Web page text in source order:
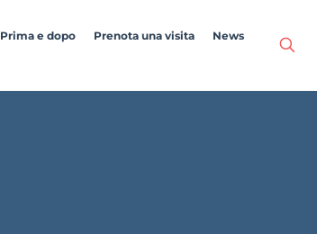
Prima e dopo Prenota una visita News